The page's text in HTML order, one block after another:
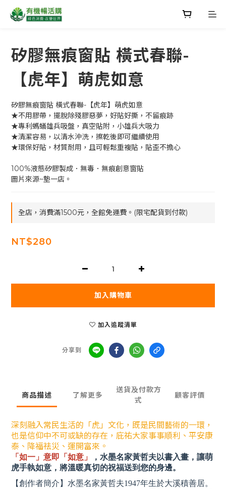
矽膠無痕窗貼 橫式春聯-
【虎年】萌虎如意
矽膠無痕窗貼 橫式春聯-【虎年】萌虎如意
★不用膠帶，擺脫除殘膠惡夢，好貼好撕，不留痕跡
★專利螞蟻雄兵吸盤，真空貼附，小雄兵大吸力
★清潔容易，以清水沖洗，擦乾後即可繼續使用
★環保好貼，材質耐用，且可輕鬆重複貼，貼歪不擔心
100%液態矽膠製成．無毒．無痕創意窗貼
圖片來源~墊一店。
全店，消費滿1500元，全館免運費。(限宅配貨到付款)
NT$280
加入購物車
加入追蹤清單
分享到
商品描述 了解更多
送貨及付款方
式
顧客評價
深刻融入常民生活的「虎」文化，既是民間藝術的一環，
也是信仰中不可或缺的存在，庇祐大家事事順利、平安康
泰、降福祛災、運開富來。
「如一」意即「如意」
，水墨名家黃哲夫以書入畫，讓萌
虎手執如意，將溫暖真切的祝福送到您的身邊。
【創作者簡介】水墨名家黃哲夫1947年生於大溪積善居。